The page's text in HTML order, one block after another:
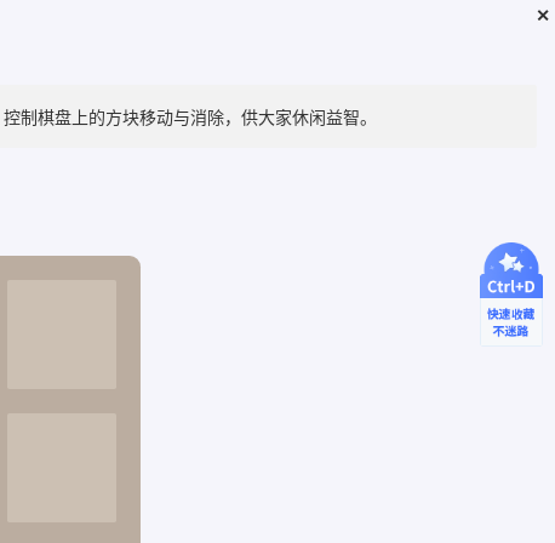
✕
控制棋盘上的方块移动与消除，供大家休闲益智。